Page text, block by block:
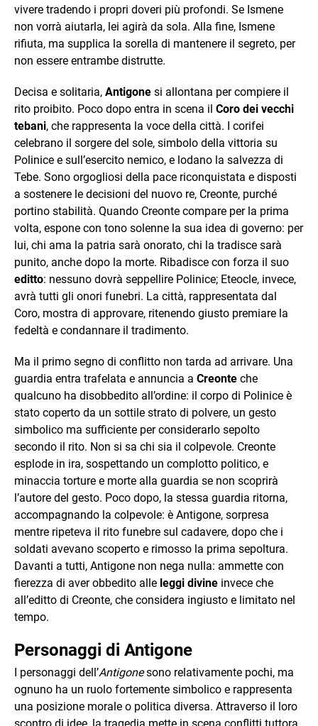
vivere tradendo i propri doveri più profondi. Se Ismene
non vorrà aiutarla, lei agirà da sola. Alla fine, Ismene
rifiuta, ma supplica la sorella di mantenere il segreto, per
non essere entrambe distrutte.
Decisa e solitaria, Antigone si allontana per compiere il
rito proibito. Poco dopo entra in scena il Coro dei vecchi
tebani, che rappresenta la voce della città. I corifei
celebrano il sorgere del sole, simbolo della vittoria su
Polinice e sull’esercito nemico, e lodano la salvezza di
Tebe. Sono orgogliosi della pace riconquistata e disposti
a sostenere le decisioni del nuovo re, Creonte, purché
portino stabilità. Quando Creonte compare per la prima
volta, espone con tono solenne la sua idea di governo: per
lui, chi ama la patria sarà onorato, chi la tradisce sarà
punito, anche dopo la morte. Ribadisce con forza il suo
editto: nessuno dovrà seppellire Polinice; Eteocle, invece,
avrà tutti gli onori funebri. La città, rappresentata dal
Coro, mostra di approvare, ritenendo giusto premiare la
fedeltà e condannare il tradimento.
Ma il primo segno di conflitto non tarda ad arrivare. Una
guardia entra trafelata e annuncia a Creonte che
qualcuno ha disobbedito all’ordine: il corpo di Polinice è
stato coperto da un sottile strato di polvere, un gesto
simbolico ma sufficiente per considerarlo sepolto
secondo il rito. Non si sa chi sia il colpevole. Creonte
esplode in ira, sospettando un complotto politico, e
minaccia torture e morte alla guardia se non scoprirà
l’autore del gesto. Poco dopo, la stessa guardia ritorna,
accompagnando la colpevole: è Antigone, sorpresa
mentre ripeteva il rito funebre sul cadavere, dopo che i
soldati avevano scoperto e rimosso la prima sepoltura.
Davanti a tutti, Antigone non nega nulla: ammette con
fierezza di aver obbedito alle leggi divine invece che
all’editto di Creonte, che considera ingiusto e limitato nel
tempo.
Personaggi di Antigone
I personaggi dell’Antigonesono relativamente pochi, ma
ognuno ha un ruolo fortemente simbolico e rappresenta
una posizione morale o politica diversa. Attraverso il loro